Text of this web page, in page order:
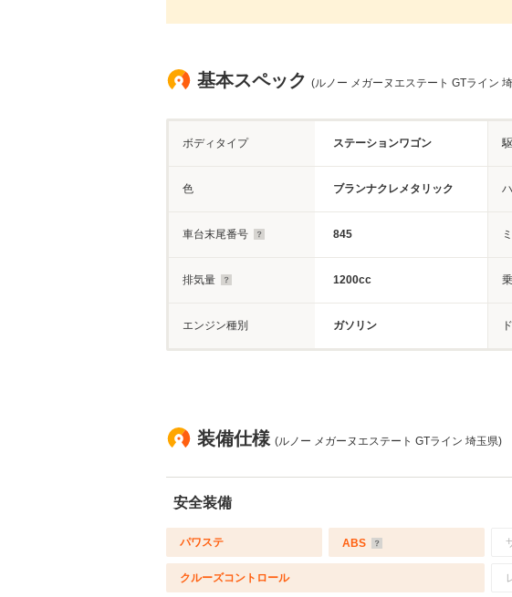
基本スペック (ルノー メガーヌエステート GTライン
ボディタイプ ステーションワゴン
色 ブランナクレメタリック
車台末尾番号 845
排気量 1200cc
エンジン種別 ガソリン
装備仕様 (ルノー メガーヌエステート GTライン 埼玉県)
安全装備
パワステ ABS
クルーズコントロール